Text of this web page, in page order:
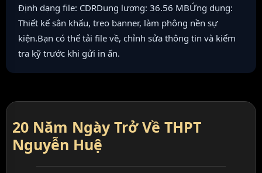
Định dạng file: CDRDung lượng: 36.56 MBỨng dụng:
Thiết kế sân khấu, treo banner, làm phông nền sự
kiện.Bạn có thể tải file về, chỉnh sửa thông tin và kiểm
tra kỹ trước khi gửi in ấn.
20 Năm Ngày Trở Về THPT
Nguyễn Huệ